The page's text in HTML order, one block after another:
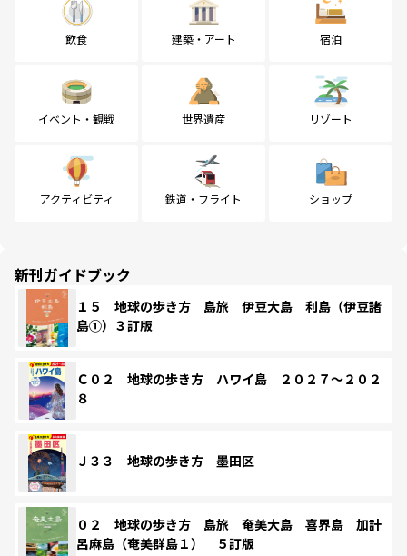
飲食 建築・アート 宿泊
イベント・観戦 世界遺産 リゾート
アクティビティ 鉄道・フライト ショップ
新刊ガイドブック
１５ 地球の歩き方 島旅 伊豆大島 利島（伊豆諸
島①）３訂版
Ｃ０２ 地球の歩き方 ハワイ島 ２０２７～２０２
８
Ｊ３３ 地球の歩き方 墨田区
０２ 地球の歩き方 島旅 奄美大島 喜界島 加計
呂麻島（奄美群島１） ５訂版